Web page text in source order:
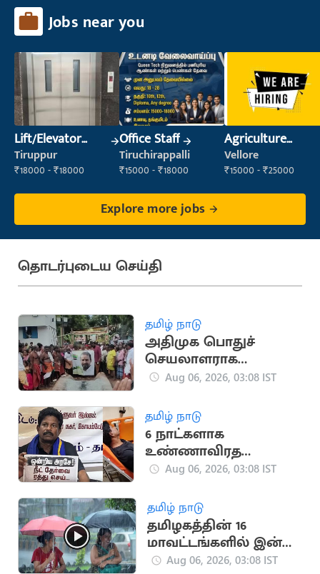
Jobs near you
Lift/Elevator
Technician
Tiruppur
₹18000 - ₹18000
Office Staff
Tiruchirappalli
₹15000 - ₹18000
Agriculture
Labour
Vellore
₹15000 - ₹25000
Explore more jobs
தொடர்புடைய செய்தி
தமிழ் நாடு
அதிமுக பொதுச்
செயலாளராக
எஸ்.பி.வேலுமணி..
பரபரப்பு
Aug 06, 2026, 03:08 IST
தமிழ் நாடு
6 நாட்களாக
உண்ணாவிரத‌
போராட்டத்தில்
Aug 06, 2026, 03:08 IST
தமிழ் நாடு
தமிழகத்தின் 16
மாவட்டங்களில் இன்று
கனமழை எச்சரிக்கை
Aug 06, 2026, 03:08 IST